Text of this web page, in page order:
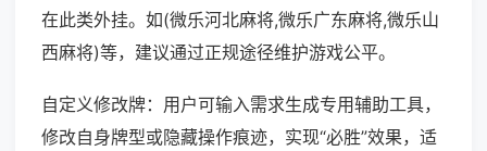
在此类外挂。如(微乐河北麻将,微乐广东麻将,微乐山
西麻将)等，建议通过正规途径维护游戏公平。
自定义修改牌：用户可输入需求生成专用辅助工具，
修改自身牌型或隐藏操作痕迹，实现“必胜”效果，适